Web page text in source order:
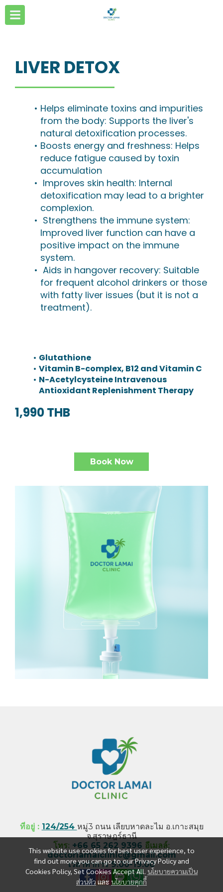
LIVER DETOX
Helps eliminate toxins and impurities
from the body: Supports the liver's
natural detoxification processes.
Boosts energy and freshness: Helps
reduce fatigue caused by toxin
accumulation
Improves skin health: Internal
detoxification may lead to a brighter
complexion.
Strengthens the immune system:
Improved liver function can have a
positive impact on the immune
system.
Aids in hangover recovery: Suitable
for frequent alcohol drinkers or those
with fatty liver issues (but it is not a
treatment).
Glutathione
Vitamin B-complex, B12 and Vitamin C
N-Acetylcysteine Intravenous
Antioxidant Replenishment Therapy
1,990 THB
Book Now
This website use cookies for best user experience, to
find out more you can go to our Privacy Policy and
Cookies Policy, Set Cookies Accept All. นโยบายความเป็น
ส่วนตัว และ นโยบายคุกกี้
ที่อยู่ : 124/254 หมู่3 ถนน เลียบหาดละไม อ.เกาะสมุย
จ.สุราษฎร์ธานี
โทร: +66 65 262 9396 อีเมลล์:
doctorlamaiclinic@gmail.com
เวลาทำการ 9.00-19.00